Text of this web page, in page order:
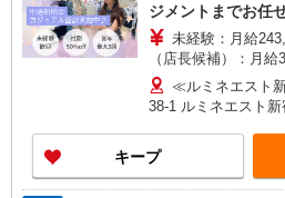
ジメントまでお任
未経験：月給
（店長候補）：月
270,000円〜 ★固定
含む） ※経験・能力考慮 ※固定残業時間は1ヶ月
あたり20時間、超
3万円まで交通費支
同条件 【手当】固定残業手当／資格手当／店舗職
制手当／住宅手当（
≪ルミネエスト
38-1 ルミネエスト新
キープ